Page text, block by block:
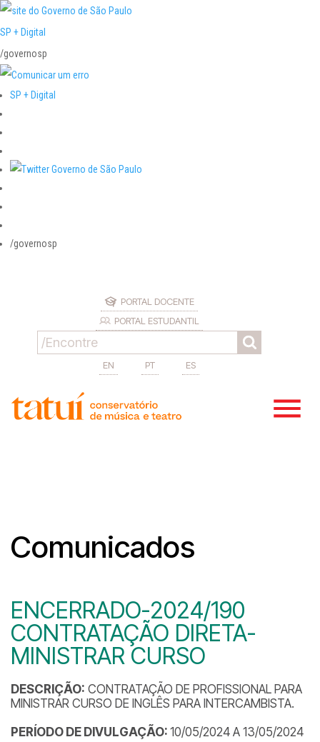
SP + Digital
/governosp
SP + Digital
/governosp
PORTAL DOCENTE
PORTAL ESTUDANTIL
EN PT ES
Comunicados
ENCERRADO-2024/190
CONTRATAÇÃO DIRETA-
MINISTRAR CURSO
DESCRIÇÃO: CONTRATAÇÃO DE PROFISSIONAL PARA
MINISTRAR CURSO DE INGLÊS PARA INTERCAMBISTA.
PERÍODO DE DIVULGAÇÃO: 10/05/2024 A 13/05/2024